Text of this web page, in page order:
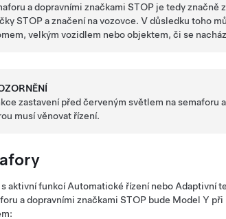
a dopravními značkami STOP je tedy
STOP a značení na vozovce. V důsledku toho
velkým vozidlem nebo objektem, či se
zastavení před červeným světlem na
musí věnovat řízení.
aktivní funkcíAutomatické řízenínebo Adaptivní
a dopravními značkami STOP bude Model Y při